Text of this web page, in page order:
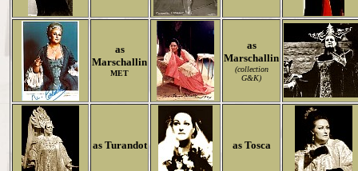
as
Marschallin
MET
as
Marschallin
(collection
G&K)
as Turandot as Tosca